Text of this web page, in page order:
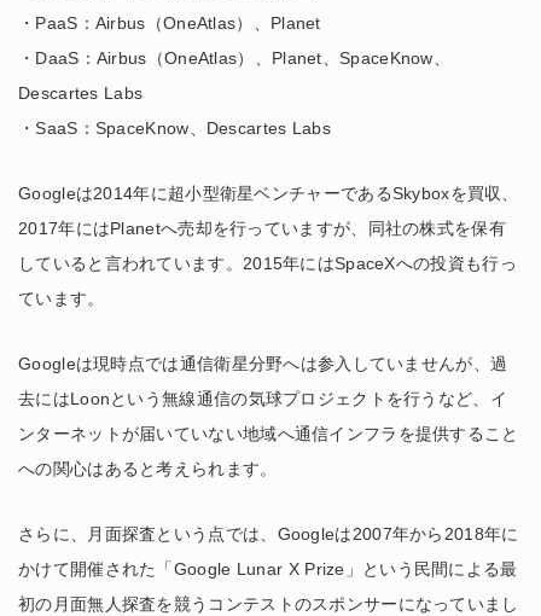
・PaaS：Airbus（OneAtlas）、Planet
・DaaS：Airbus（OneAtlas）、Planet、SpaceKnow、
Descartes Labs
・SaaS：SpaceKnow、Descartes Labs
Googleは2014年に超小型衛星ベンチャーであるSkyboxを買収、
2017年にはPlanetへ売却を行っていますが、同社の株式を保有
していると言われています。2015年にはSpaceXへの投資も行っ
ています。
Googleは現時点では通信衛星分野へは参入していませんが、過
去にはLoonという無線通信の気球プロジェクトを行うなど、イ
ンターネットが届いていない地域へ通信インフラを提供すること
への関心はあると考えられます。
さらに、月面探査という点では、Googleは2007年から2018年に
かけて開催された「Google Lunar X Prize」という民間による最
初の月面無人探査を競うコンテストのスポンサーになっていまし